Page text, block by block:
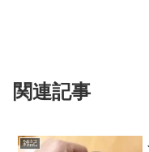
関連記事
雑記